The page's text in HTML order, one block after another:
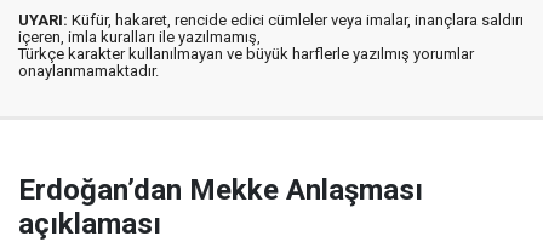
UYARI: Küfür, hakaret, rencide edici cümleler veya imalar, inançlara saldırı
içeren, imla kuralları ile yazılmamış,
Türkçe karakter kullanılmayan ve büyük harflerle yazılmış yorumlar
onaylanmamaktadır.
Erdoğan’dan Mekke Anlaşması
açıklaması